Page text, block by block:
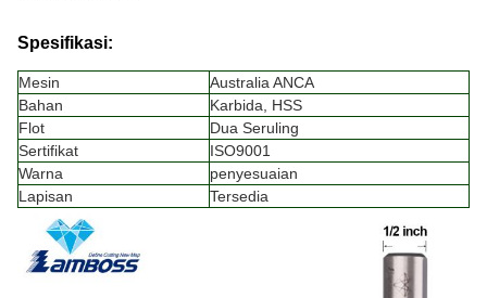
Spesifikasi:
Mesin
Australia ANCA
Bahan
Karbida, HSS
Flot
Dua Seruling
Sertifikat
ISO9001
Warna
penyesuaian
Lapisan
Tersedia